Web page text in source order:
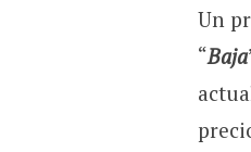
Un
“Baja